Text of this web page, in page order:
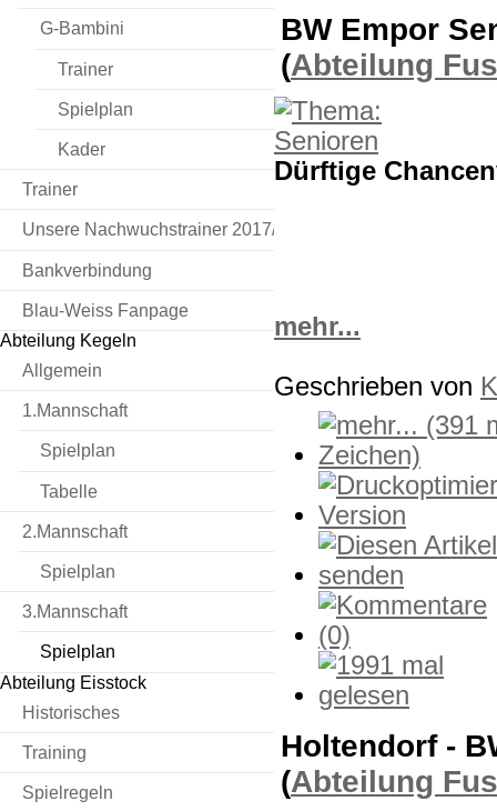
G-Bambini
Trainer
Spielplan
Kader
Trainer
Unsere Nachwuchstrainer 2017/18
Bankverbindung
Blau-Weiss Fanpage
Abteilung Kegeln
Allgemein
1.Mannschaft
Spielplan
Tabelle
2.Mannschaft
Spielplan
3.Mannschaft
Spielplan
Abteilung Eisstock
Historisches
Training
Spielregeln
BW Empor
(Abteilung
Dürftige
mehr...
Geschrieben von
Holtendorf -
(Abteilung